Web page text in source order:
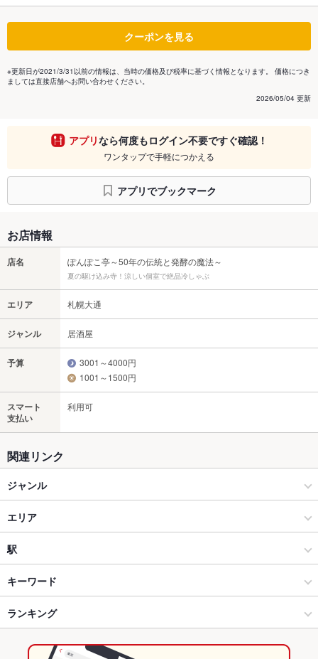
クーポンを見る
※更新日が2021/3/31以前の情報は、当時の価格及び税率に基づく情報となります。 価格につき
ましては直接店舗へお問い合わせください。
2026/05/04 更新
アプリなら何度もログイン不要ですぐ確認！
ワンタップで手軽につかえる
アプリでブックマーク
お店情報
店名 ぽんぽこ亭～50年の伝統と発酵の魔法～
夏の駆け込み寺！涼しい個室で絶品冷しゃぶ
エリア 札幌大通
ジャンル 居酒屋
予算
3001～4000円
1001～1500円
スマート
支払い
利用可
関連リンク
ジャンル
居酒屋
和風
札幌（札幌駅・大通） × 居酒屋
札幌（札幌駅・大通） × 和風
大通駅 × 居酒屋
エリア
札幌大通
札幌大通 × 居酒屋
札幌大通 × 和風
札幌大通 × ダイニングバー・バル
駅
大通駅
すすきの駅
キーワード
からあげ
ランキング
北海道のグルメランキング